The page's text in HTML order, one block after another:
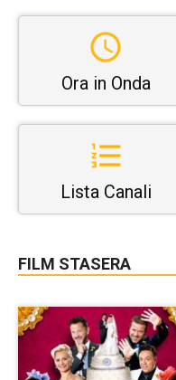
Ora in Onda
Lista Canali
FILM STASERA